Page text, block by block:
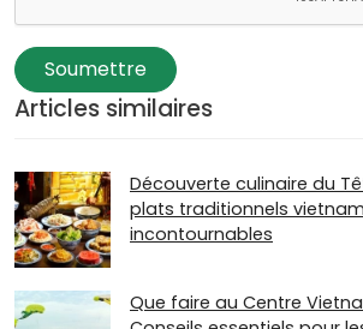
Soumettre
Articles similaires
Découverte culinaire du
plats traditionnels
incontournables
Que faire au Centre